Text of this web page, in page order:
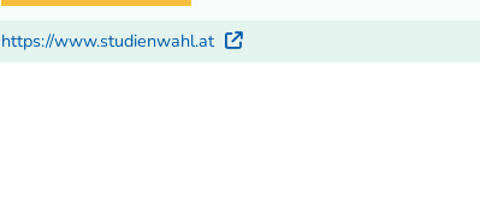
https://www.studienwahl.at Externer Link